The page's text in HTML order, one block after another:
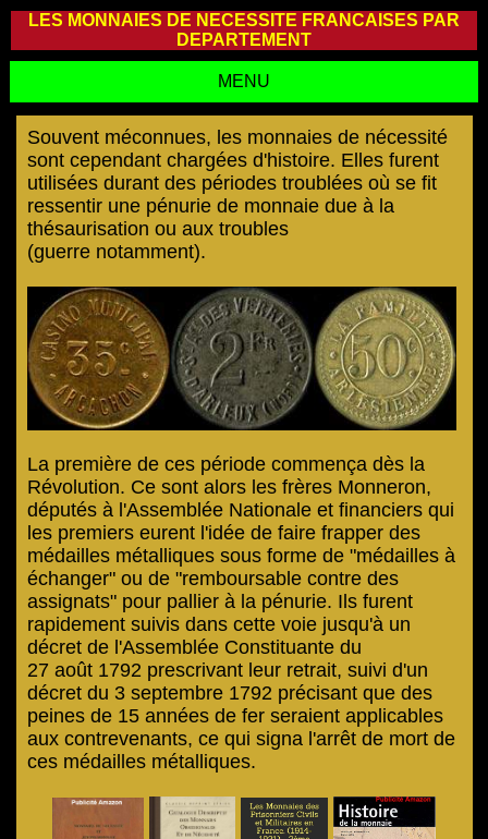
LES MONNAIES DE NECESSITE FRANCAISES PAR
DEPARTEMENT
MENU
Souvent méconnues, les monnaies de nécessité
sont cependant chargées d'histoire. Elles furent
utilisées durant des périodes troublées où se fit
ressentir une pénurie de monnaie due à la
thésaurisation ou aux troubles
(guerre notamment).
La première de ces période commença dès la
Révolution. Ce sont alors les frères Monneron,
députés à l'Assemblée Nationale et financiers qui
les premiers eurent l'idée de faire frapper des
médailles métalliques sous forme de "médailles à
échanger" ou de "remboursable contre des
assignats" pour pallier à la pénurie. Ils furent
rapidement suivis dans cette voie jusqu'à un
décret de l'Assemblée Constituante du
27 août 1792 prescrivant leur retrait, suivi d'un
décret du 3 septembre 1792 précisant que des
peines de 15 années de fer seraient applicables
aux contrevenants, ce qui signa l'arrêt de mort de
ces médailles métalliques.